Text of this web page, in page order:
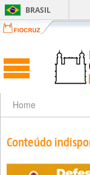
BRASIL
Home
Conteúdo